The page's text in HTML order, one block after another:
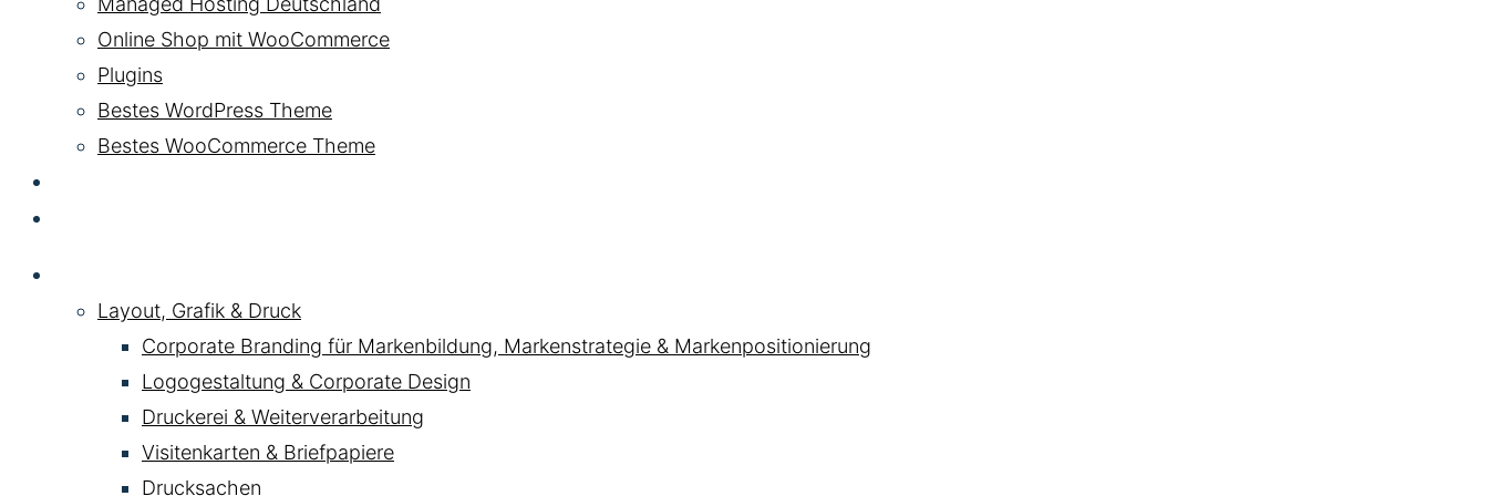
Online Shop mit WooCommerce
Plugins
Bestes WordPress Theme
Bestes WooCommerce Theme
Layout, Grafik & Druck
Corporate Branding für Markenbildung, Markenstrategie & Markenpositionierung
Logogestaltung & Corporate Design
Druckerei & Weiterverarbeitung
Visitenkarten & Briefpapiere
Drucksachen